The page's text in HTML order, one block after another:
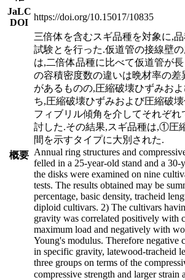
JaLC
DOI
https://doi.org/10.15017/10835
概要
三倍体を含むスギ品種を対象に,
試験とを行った.仮道管の接線壁
は,二倍体品種に比べて仮道管が
の容積密度数の違いは晩材率の
があるものの,圧縮破壊ひずみお
ち,圧縮破壊ひずみおよび圧縮破
フィブリル傾角を介してそれぞ
討した.その結果,スギ品種は,①圧
間を示すタイプに大別された.
Annual ring structures and
felled in a 25-year-old stand and a
the disks were examined on nine
tests. The results obtained may be
percentage, basic density, tracheid
diploid cultivars. 2) The cultivars
gravity was correlated positively with
maximum load and negatively with
Young's modulus. Therefore negative
in specific gravity, latewood-tracheid
three groups on terms of the
compressive strength and larger